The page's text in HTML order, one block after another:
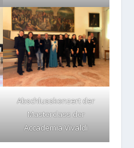
Abschlusskonzert der
Masterclass der
Accademia Vivaldi